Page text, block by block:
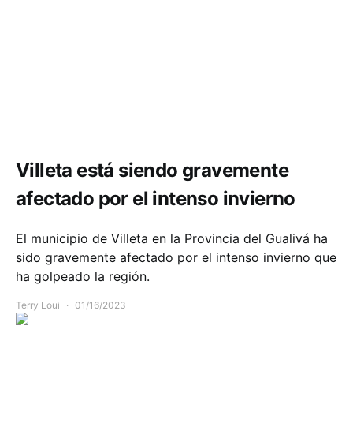
Villeta está siendo gravemente
afectado por el intenso invierno
El municipio de Villeta en la Provincia del Gualivá ha
sido gravemente afectado por el intenso invierno que
ha golpeado la región.
Terry Loui 01/16/2023